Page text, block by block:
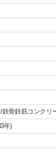
骨鉄筋コンクリ
年)